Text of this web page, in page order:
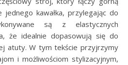
kawałka, przylegając do
są z elastycznych
że idealnie dopasowują się do
atuty. W tym tekście przyjrzymy
i możliwościom stylizacyjnym,